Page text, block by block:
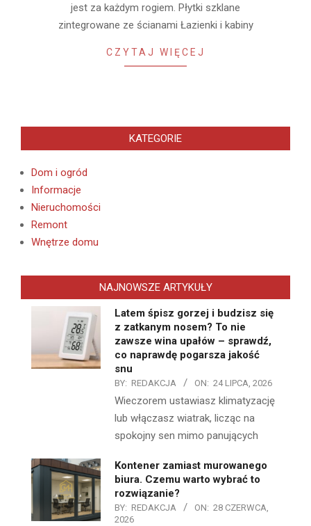
jest za każdym rogiem. Płytki szklane
zintegrowane ze ścianami Łazienki i kabiny
CZYTAJ WIĘCEJ
KATEGORIE
Dom i ogród
Informacje
Nieruchomości
Remont
Wnętrze domu
NAJNOWSZE ARTYKUŁY
Latem śpisz gorzej i budzisz się
z zatkanym nosem? To nie
zawsze wina upałów – sprawdź,
co naprawdę pogarsza jakość
snu
BY: REDAKCJA ON: 24 LIPCA, 2026
Wieczorem ustawiasz klimatyzację
lub włączasz wiatrak, licząc na
spokojny sen mimo panujących
Kontener zamiast murowanego
biura. Czemu warto wybrać to
rozwiązanie?
BY: REDAKCJA ON: 28 CZERWCA,
2026